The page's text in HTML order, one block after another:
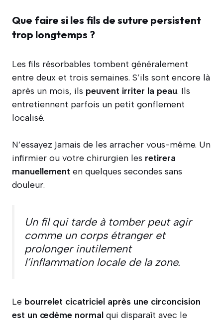
Que faire si les fils de suture persistent
trop longtemps ?
Les fils résorbables tombent généralement
entre deux et trois semaines. S’ils sont encore là
après un mois, ils peuvent irriter la peau. Ils
entretiennent parfois un petit gonflement
localisé.
N’essayez jamais de les arracher vous-même. Un
infirmier ou votre chirurgien les retirera
manuellement en quelques secondes sans
douleur.
Un fil qui tarde à tomber peut agir
comme un corps étranger et
prolonger inutilement
l’inflammation locale de la zone.
Le bourrelet cicatriciel après une circoncision
est un œdème normal qui disparaît avec le